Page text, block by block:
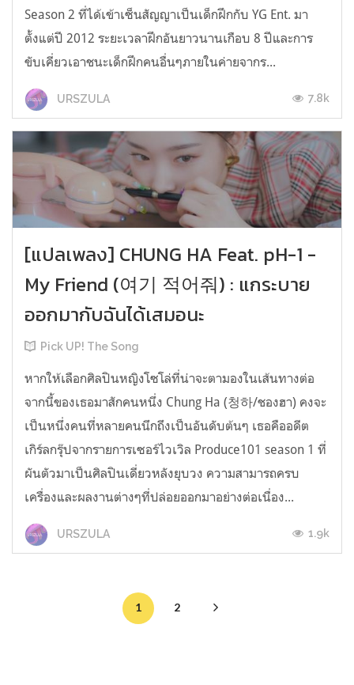
Season 2 ที่ได้เข้าเซ็นสัญญาเป็นเด็กฝึกกับ YG Ent. มา
ตั้งแต่ปี 2012 ระยะเวลาฝึกอันยาวนานเกือบ 8 ปีและการ
ขับเคี่ยวเอาชนะเด็กฝึกคนอื่นๆภายในค่ายจากร...
URSZULA 7.8k
[แปลเพลง] CHUNG HA Feat. pH-1 -
My Friend (여기 적어줘) : แกระบาย
ออกมากับฉันได้เสมอนะ
Pick UP! The Song
หากให้เลือกศิลปินหญิงโซโล่ที่น่าจะตามองในเส้นทางต่อ
จากนี้ของเธอมาสักคนหนึ่ง Chung Ha (청하/ชองฮา) คงจะ
เป็นหนึ่งคนที่หลายคนนึกถึงเป็นอันดับต้นๆ เธอคืออดีต
เกิร์ลกรุ๊ปจากรายการเซอร์ไวเวิล Produce101 season 1 ที่
ผันตัวมาเป็นศิลปินเดี่ยวหลังยุบวง ความสามารถครบ
เครื่องและผลงานต่างๆที่ปล่อยออกมาอย่างต่อเนื่อง...
URSZULA 1.9k
1 2